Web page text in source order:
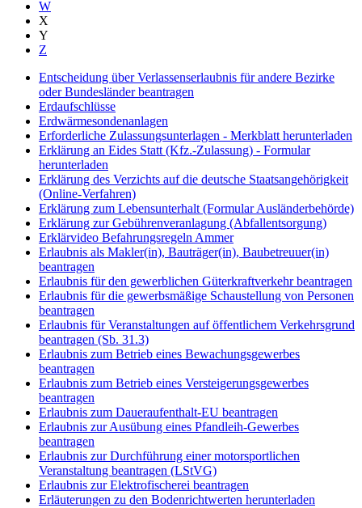
W
X
Y
Z
Entscheidung über Verlassenserlaubnis für andere Bezirke
oder Bundesländer beantragen
Erdaufschlüsse
Erdwärmesondenanlagen
Erforderliche Zulassungsunterlagen - Merkblatt herunterladen
Erklärung an Eides Statt (Kfz.-Zulassung) - Formular
herunterladen
Erklärung des Verzichts auf die deutsche Staatsangehörigkeit
(Online-Verfahren)
Erklärung zum Lebensunterhalt (Formular Ausländerbehörde)
Erklärung zur Gebührenveranlagung (Abfallentsorgung)
Erklärvideo Befahrungsregeln Ammer
Erlaubnis als Makler(in), Bauträger(in), Baubetreuuer(in)
beantragen
Erlaubnis für den gewerblichen Güterkraftverkehr beantragen
Erlaubnis für die gewerbsmäßige Schaustellung von Personen
beantragen
Erlaubnis für Veranstaltungen auf öffentlichem Verkehrsgrund
beantragen (Sb. 31.3)
Erlaubnis zum Betrieb eines Bewachungsgewerbes
beantragen
Erlaubnis zum Betrieb eines Versteigerungsgewerbes
beantragen
Erlaubnis zum Daueraufenthalt-EU beantragen
Erlaubnis zur Ausübung eines Pfandleih-Gewerbes
beantragen
Erlaubnis zur Durchführung einer motorsportlichen
Veranstaltung beantragen (LStVG)
Erlaubnis zur Elektrofischerei beantragen
Erläuterungen zu den Bodenrichtwerten herunterladen